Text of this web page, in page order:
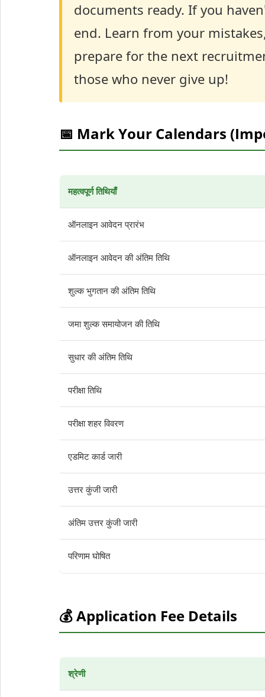
documents ready. If you
end. Learn from your
prepare for the next
those who never give up!
📅 Mark Your Calendars
महत्वपूर्ण तिथियाँ
ऑनलाइन आवेदन प्रारंभ
ऑनलाइन आवेदन की अंतिम तिथि
शुल्क भुगतान की अंतिम तिथि
जमा शुल्क समायोजन की तिथि
सुधार की अंतिम तिथि
परीक्षा तिथि
परीक्षा शहर विवरण
एडमिट कार्ड जारी
उत्तर कुंजी जारी
अंतिम उत्तर कुंजी जारी
परिणाम घोषित
💰 Application Fee Details
श्रेणी